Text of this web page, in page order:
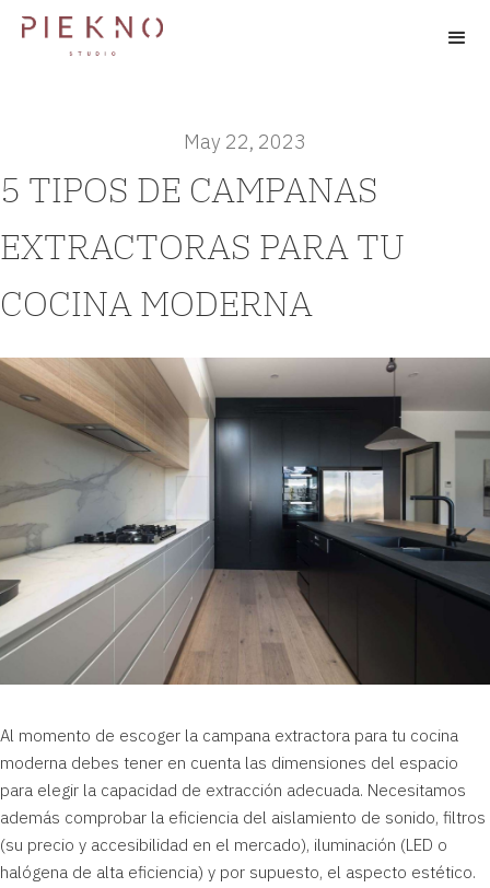
May 22, 2023
5 TIPOS DE CAMPANAS
EXTRACTORAS PARA TU
COCINA MODERNA
Al momento de escoger la campana extractora para tu cocina
moderna debes tener en cuenta las dimensiones del espacio
para elegir la capacidad de extracción adecuada. Necesitamos
además comprobar la eficiencia del aislamiento de sonido, filtros
(su precio y accesibilidad en el mercado), iluminación (LED o
halógena de alta eficiencia) y por supuesto, el aspecto estético.